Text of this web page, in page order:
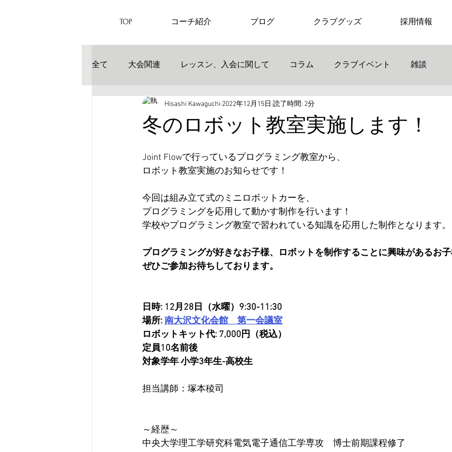
TOP コーチ紹介 ブログ クラブグッズ 採用情報
全て 大会関連 レッスン、入会に関して コラム クラブイベント 雑談
冬のロボット教室実施します！
Hisashi Kawaguchi 2022年12月15日 読了時間: 2分
Joint Flowで行っているプログラミング教室から、
ロボット教室実施のお知らせです！
今回は組み立て式のミニロボットカーを、
プログラミングを応用して動かす制作を行います！
学校やプログラミング教室で習われている知識を応用した制作となります。
プログラミングが好きなお子様、ロボットを制作することに興味があるお
ぜひご参加お待ちしております。
日時: 12月28日（水曜）9:30-11:30
場所: 南大沢文化会館　第一会議室
ロボットキット代: 7,000円（税込）
定員10名前後
対象学年 小学3年生-高校生
担当講師：塚本稜司
～経歴～
​中央大学理工学研究科電気電子通信工学専攻　博士前期課程修了